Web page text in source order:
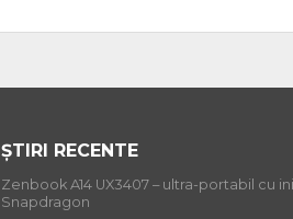
ȘTIRI RECENTE
Zenbook A14 UX3407 – ultra-portabil cu
Snapdragon